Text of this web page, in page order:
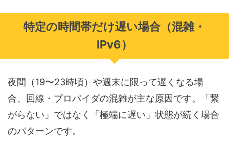
特定の時間帯だけ遅い場合（混雑・
IPv6）
夜間（19〜23時頃）や週末に限って遅くなる場
合、回線・プロバイダの混雑が主な原因です。「繋
がらない」ではなく「極端に遅い」状態が続く場合
のパターンです。